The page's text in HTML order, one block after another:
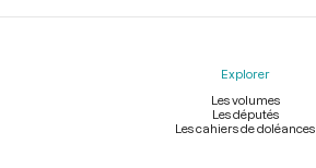
Explorer
Les volumes
Les députés
Les cahiers de doléances